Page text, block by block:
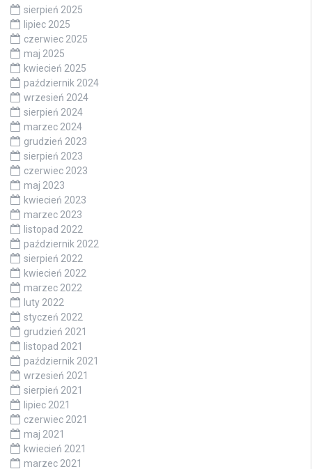
sierpień 2025
lipiec 2025
czerwiec 2025
maj 2025
kwiecień 2025
październik 2024
wrzesień 2024
sierpień 2024
marzec 2024
grudzień 2023
sierpień 2023
czerwiec 2023
maj 2023
kwiecień 2023
marzec 2023
listopad 2022
październik 2022
sierpień 2022
kwiecień 2022
marzec 2022
luty 2022
styczeń 2022
grudzień 2021
listopad 2021
październik 2021
wrzesień 2021
sierpień 2021
lipiec 2021
czerwiec 2021
maj 2021
kwiecień 2021
marzec 2021